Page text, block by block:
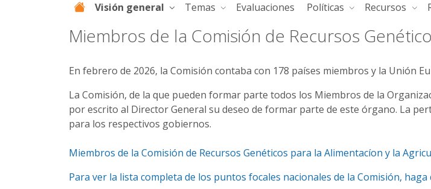
Visión general Temas Evaluaciones Políticas Recursos
Miembros de la Comisión de Recursos
En febrero de 2026, la Comisión contaba con 178 países miembros y la Unión
La Comisión, de la que pueden formar parte todos los Miembros de la
por escrito al Director General su deseo de formar parte de este órgano. La
para los respectivos gobiernos.
Miembros de la Comisión de Recursos Genéticos para la Alimentacíon y la
Para ver la lista completa de los puntos focales nacionales de la Comisión, haga